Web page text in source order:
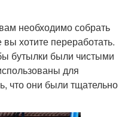
необходимо собрать
хотите переработать.
бутылки были чистыми
для
что они были тщательно